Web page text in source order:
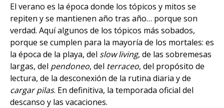
El verano es la época donde los tópicos y mitos se
repiten y se mantienen año tras año… porque son
verdad. Aquí algunos de los tópicos más sobados,
porque se cumplen para la mayoría de los mortales: es
la época de la playa, del slow living, de las sobremesas
largas, del pendoneo, del terraceo, del propósito de
lectura, de la desconexión de la rutina diaria y de
cargar pilas. En definitiva, la temporada oficial del
descanso y las vacaciones.